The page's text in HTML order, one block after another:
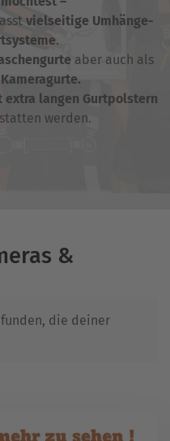
vielseitige Umhänge-
.
aber auch als
extra langen Gurtpolstern
werden.
&
die deiner